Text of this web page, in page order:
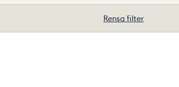
Rensa filter